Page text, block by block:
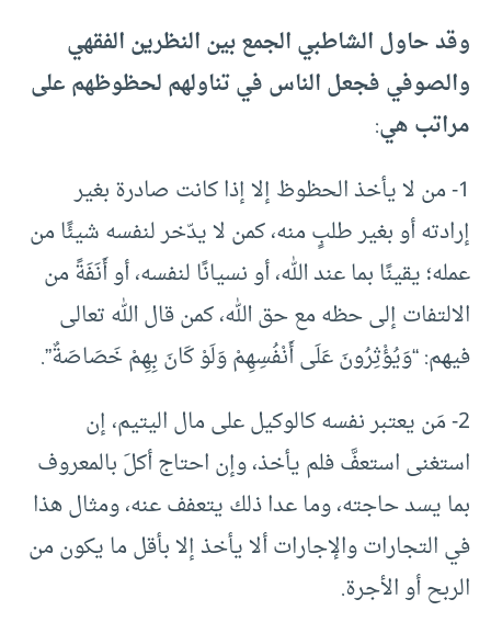
وقد حاول الشاطبي الجمع بين النظرين الفقهي
والصوفي فجعل الناس في تناولهم لحظوظهم على
مراتب هي:
1- من لا يأخذ الحظوظ إلا إذا كانت صادرة بغير
إرادته أو بغير طلبٍ منه، كمن لا يدّخر لنفسه شيئًا من
عمله؛ يقينًا بما عند الله، أو نسيانًا لنفسه، أو أَنَفَةً من
الالتفات إلى حظه مع حق الله، كمن قال الله تعالى
فيهم: “وَيُؤْثِرُونَ عَلَى أَنْفُسِهِمْ وَلَوْ كَانَ بِهِمْ خَصَاصَةٌ”.
2- مَن يعتبر نفسه كالوكيل على مال اليتيم، إن
استغنى استعفَّ فلم يأخذ، وإن احتاج أكلَ بالمعروف
بما يسد حاجته، وما عدا ذلك يتعفف عنه، ومثال هذا
في التجارات والإجارات ألا يأخذ إلا بأقل ما يكون من
الربح أو الأجرة.